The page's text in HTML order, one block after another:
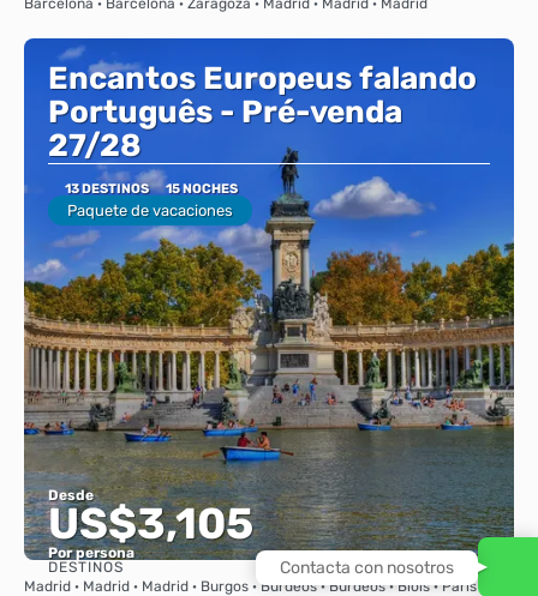
Barcelona · Barcelona · Zaragoza · Madrid · Madrid · Madrid
Encantos Europeus falando
Português - Pré-venda
27/28
13 DESTINOS 15 NOCHES
Paquete de vacaciones
Desde
US$3,105
Por persona
Ver
DESTINOS
Madrid · Madrid · Madrid · Burgos · Burdeos · Burdeos · Blois · París ·
Contacta con nosotros